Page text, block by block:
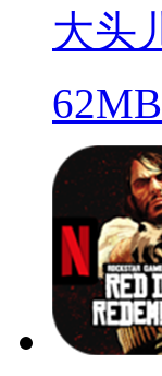
大头
62MB